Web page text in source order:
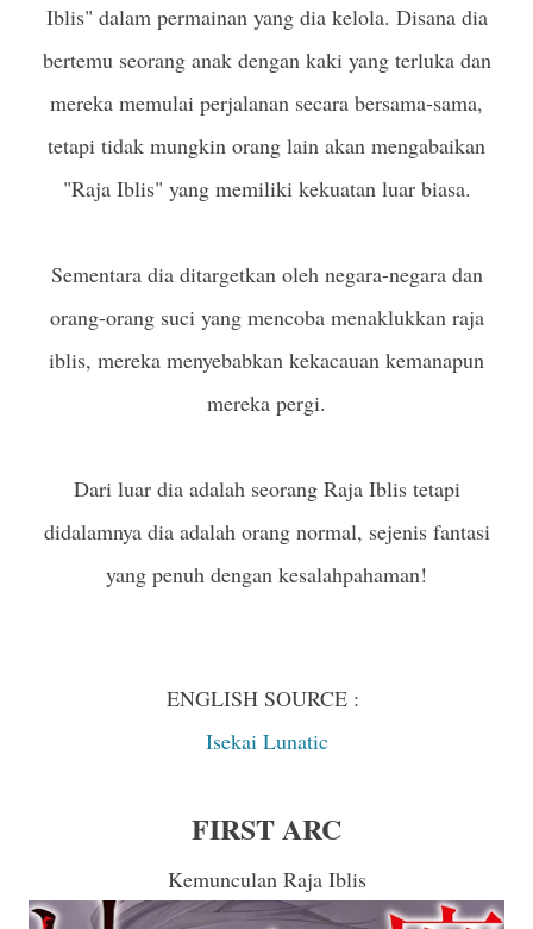
Iblis" dalam permainan yang dia kelola. Disana dia
bertemu seorang anak dengan kaki yang terluka dan
mereka memulai perjalanan secara bersama-sama,
tetapi tidak mungkin orang lain akan mengabaikan
"Raja Iblis" yang memiliki kekuatan luar biasa.
Sementara dia ditargetkan oleh negara-negara dan
orang-orang suci yang mencoba menaklukkan raja
iblis, mereka menyebabkan kekacauan kemanapun
mereka pergi.
Dari luar dia adalah seorang Raja Iblis tetapi
didalamnya dia adalah orang normal, sejenis fantasi
yang penuh dengan kesalahpahaman!
ENGLISH SOURCE :
Isekai Lunatic
FIRST ARC
Kemunculan Raja Iblis